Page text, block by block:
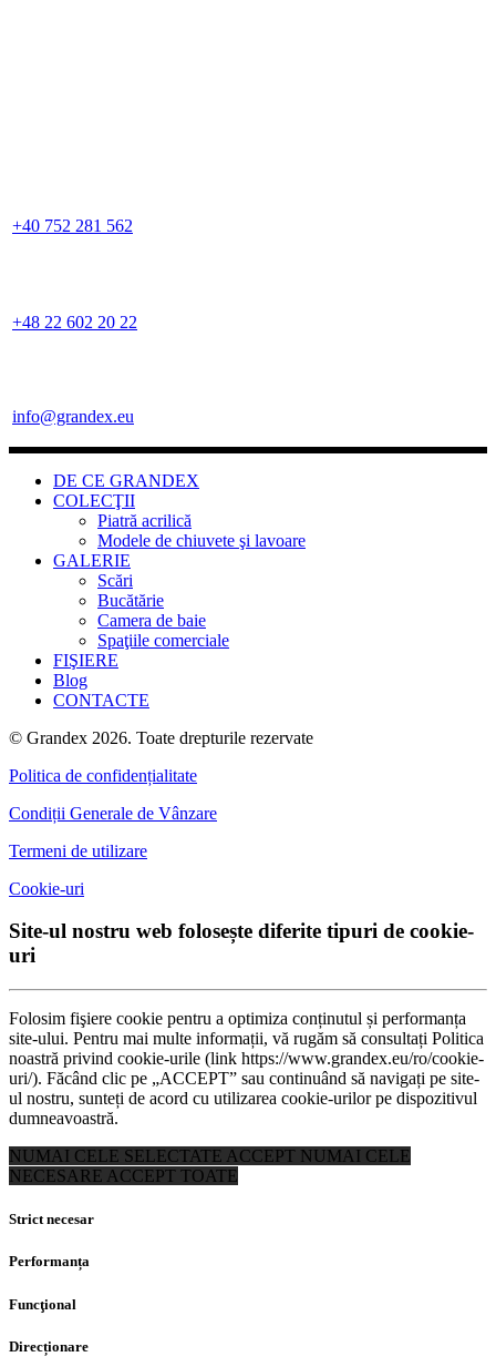
+40 752 281 562
+48 22 602 20 22
info@grandex.eu
DE CE GRANDEX
COLECŢII
Piatră acrilică
Modele de chiuvete şi lavoare
GALERIE
Scări
Bucătărie
Camera de baie
Spaţiile comerciale
FIŞIERE
Blog
CONTACTE
© Grandex 2026. Toate drepturile rezervate
Politica de confidențialitate
Condiții Generale de Vânzare
Termeni de utilizare
Cookie-uri
Site-ul nostru web folosește diferite tipuri de cookie-
uri
Folosim fişiere cookie pentru a optimiza conținutul și performanța
site-ului. Pentru mai multe informații, vă rugăm să consultați Politica
noastră privind cookie-urile (link https://www.grandex.eu/ro/cookie-
uri/). Făcând clic pe „ACCEPT” sau continuând să navigați pe site-
ul nostru, sunteți de acord cu utilizarea cookie-urilor pe dispozitivul
dumneavoastră.
NUMAI CELE SELECTATE ACCEPT NUMAI CELE
NECESARE ACCEPT TOATE
Strict necesar
Performanța
Funcţional
Direcționare